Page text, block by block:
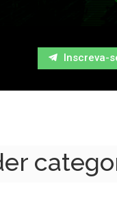
Inscreva-